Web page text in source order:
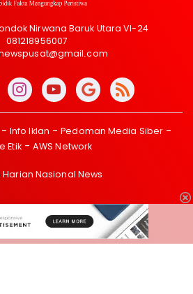
Nirwana Baruk Utara VI-24
081218956007
Info Iklan
Pedoman Media Siber
Etik
AWS Network
Nasional News